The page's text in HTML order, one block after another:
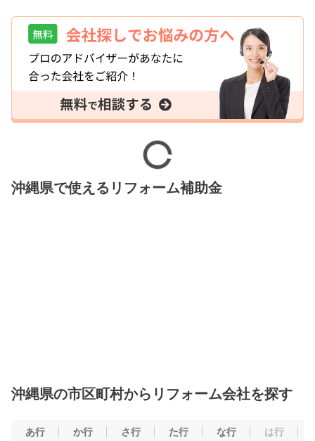
沖縄県で使えるリフォーム補助金
沖縄県の市区町村からリフォーム会社を探す
あ行 か行 さ行 た行 な行 は行